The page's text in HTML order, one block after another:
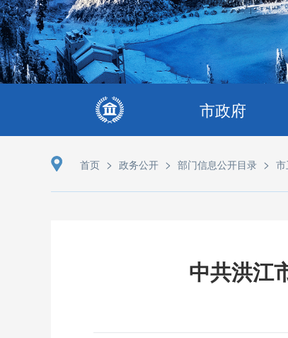
市政府
首页 > 政务公开 > 部门信息公开目录 >
中共洪江